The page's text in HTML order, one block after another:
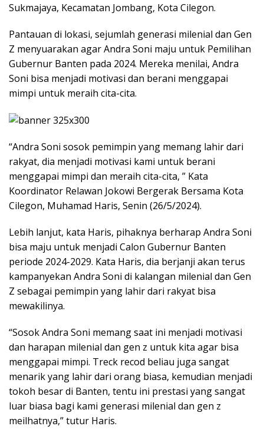
Sukmajaya, Kecamatan Jombang, Kota Cilegon.
Pantauan di lokasi, sejumlah generasi milenial dan Gen
Z menyuarakan agar Andra Soni maju untuk Pemilihan
Gubernur Banten pada 2024. Mereka menilai, Andra
Soni bisa menjadi motivasi dan berani menggapai
mimpi untuk meraih cita-cita.
“Andra Soni sosok pemimpin yang memang lahir dari
rakyat, dia menjadi motivasi kami untuk berani
menggapai mimpi dan meraih cita-cita, ” Kata
Koordinator Relawan Jokowi Bergerak Bersama Kota
Cilegon, Muhamad Haris, Senin (26/5/2024).
Lebih lanjut, kata Haris, pihaknya berharap Andra Soni
bisa maju untuk menjadi Calon Gubernur Banten
periode 2024-2029. Kata Haris, dia berjanji akan terus
kampanyekan Andra Soni di kalangan milenial dan Gen
Z sebagai pemimpin yang lahir dari rakyat bisa
mewakilinya.
“Sosok Andra Soni memang saat ini menjadi motivasi
dan harapan milenial dan gen z untuk kita agar bisa
menggapai mimpi. Treck recod beliau juga sangat
menarik yang lahir dari orang biasa, kemudian menjadi
tokoh besar di Banten, tentu ini prestasi yang sangat
luar biasa bagi kami generasi milenial dan gen z
meilhatnya,” tutur Haris.